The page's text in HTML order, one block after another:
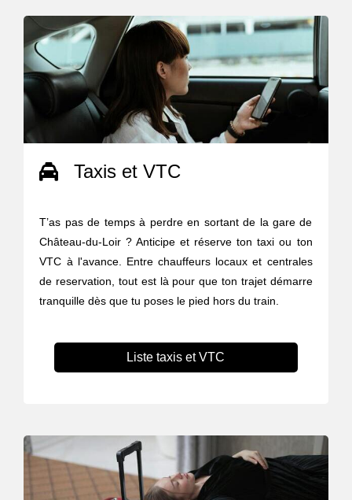
Taxis et VTC
T’as pas de temps à perdre en sortant de la gare de
Château-du-Loir ? Anticipe et réserve ton taxi ou ton
VTC à l'avance. Entre chauffeurs locaux et centrales
de reservation, tout est là pour que ton trajet démarre
tranquille dès que tu poses le pied hors du train.
Liste taxis et VTC